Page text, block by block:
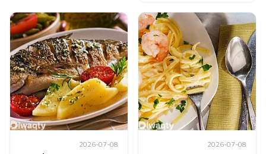
2026-07-08
2026-07-08